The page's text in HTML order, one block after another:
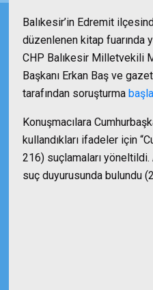
Balıkesir’in Edremit
düzenlenen kitap fuarında
CHP Balıkesir Milletvekili
Başkanı Erkan Baş ve
tarafından soruşturma
Konuşmacılara
kullandıkları ifadeler için
216) suçlamaları yöneltildi.
suç duyurusunda bulundu